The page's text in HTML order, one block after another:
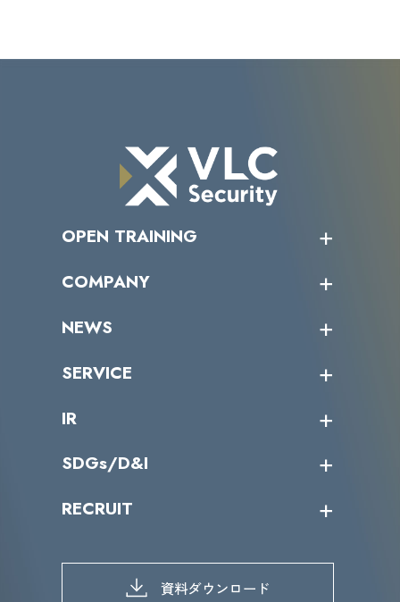
OPEN TRAINING
受講者の声
COMPANY
トップメッセージ
ミッション／ビジョン
パートナー企業一覧
NEWS
サイバーニュース
SERVICE
カテゴリー別サービス一覧
IR
IRカレンダー
IRライブラリー
よくあるご質問
SDGs/D&I
当グループのマテリアリティ
SDGs推進体制
D&Iの取り組み
RECRUIT
募集職種一覧
メッセージ
資料ダウンロード